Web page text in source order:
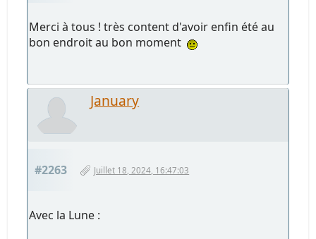
Merci à tous ! très content d'avoir enfin été au
bon endroit au bon moment
January
#2263 Juillet 18, 2024, 16:47:03
Avec la Lune :